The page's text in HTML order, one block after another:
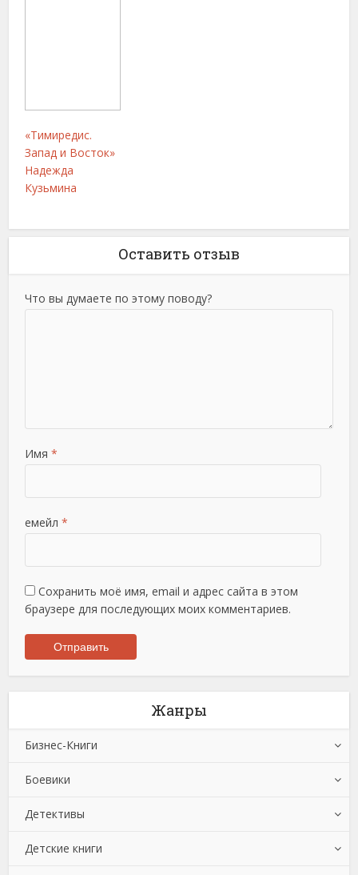
«Тимиредис.
Запад и Восток»
Надежда
Кузьмина
Оставить отзыв
Что вы думаете по этому поводу?
Имя *
емейл *
Сохранить моё имя, email и адрес сайта в этом
браузере для последующих моих комментариев.
Жанры
Бизнес-Книги
Банковское дело
Бухучет, налогообложение, аудит
Делопроизводство
Боевики
Боевики: Прочее
Криминальные боевики
Детективы
Зарубежные детективы
Детские книги